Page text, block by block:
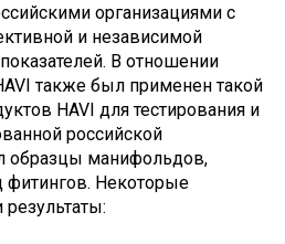
организациями с
и независимой
В отношении
также был применен такой
HAVI для тестирования и
российской
образцы манифольдов,
Некоторые